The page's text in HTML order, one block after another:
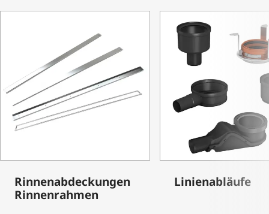
Rinnen­ab­de­ckungen
Rinnenrahmen
Linienabläufe